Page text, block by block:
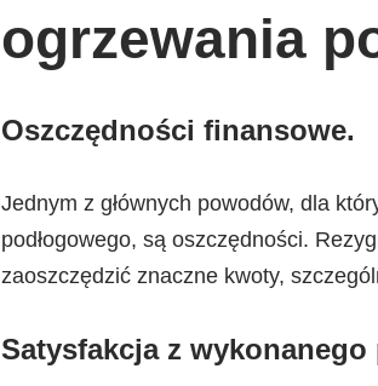
ogrzewania
Oszczędności finansowe.
Jednym z głównych powodów, dla
podłogowego, są oszczędności.
zaoszczędzić znaczne kwoty,
Satysfakcja z wykonanego